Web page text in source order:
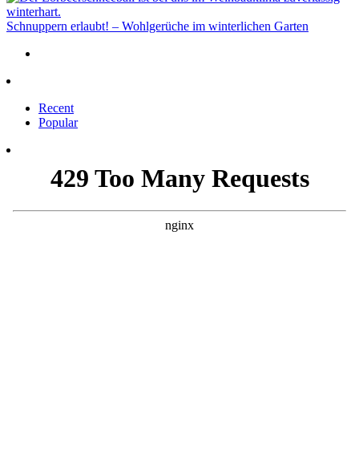
Schnuppern erlaubt! – Wohlgerüche im winterlichen Garten
Recent
Popular